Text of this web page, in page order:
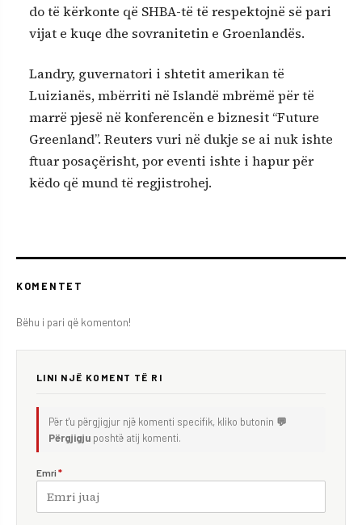
do të kërkonte që SHBA-të të respektojnë së pari
vijat e kuqe dhe sovranitetin e Groenlandës.
Landry, guvernatori i shtetit amerikan të
Luizianës, mbërriti në Islandë mbrëmë për të
marrë pjesë në konferencën e biznesit “Future
Greenland”. Reuters vuri në dukje se ai nuk ishte
ftuar posaçërisht, por eventi ishte i hapur për
këdo që mund të regjistrohej.
KOMENTET
Bëhu i pari që komenton!
LINI NJË KOMENT TË RI
Për t'u përgjigjur një komenti specifik, kliko butonin 💬
Përgjigju poshtë atij komenti.
Emri *